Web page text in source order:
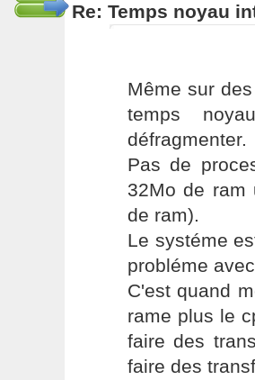
Re: Temps noyau
Même sur
temps
défragmenter.
Pas de
32Mo de ram
de ram).
Le systéme
probléme
C'est quand
rame plus le
faire des
faire des